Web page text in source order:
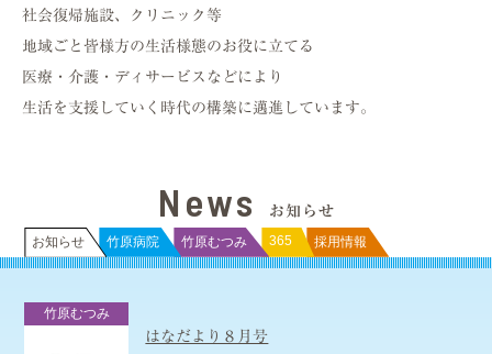
社会復帰施設、クリニック等
地域ごと皆様方の生活様態のお役に立てる
医療・介護・ディサービスなどにより
生活を支援していく時代の構築に邁進しています。
News
お知らせ
お知らせ
竹原病院 竹原むつみ 365 採用情報
竹原むつみ
はなだより８月号